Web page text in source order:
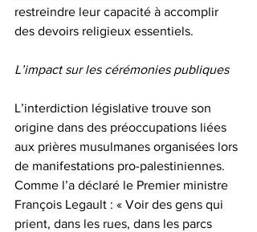
restreindre leur capacité à accomplir
des devoirs religieux essentiels.
L’impact sur les cérémonies publiques
L’interdiction législative trouve son
origine dans des préoccupations liées
aux prières musulmanes organisées lors
de manifestations pro-palestiniennes.
Comme l’a déclaré le Premier ministre
François Legault : « Voir des gens qui
prient, dans les rues, dans les parcs